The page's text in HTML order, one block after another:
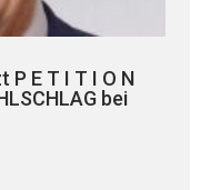
E T I T I O N
bei